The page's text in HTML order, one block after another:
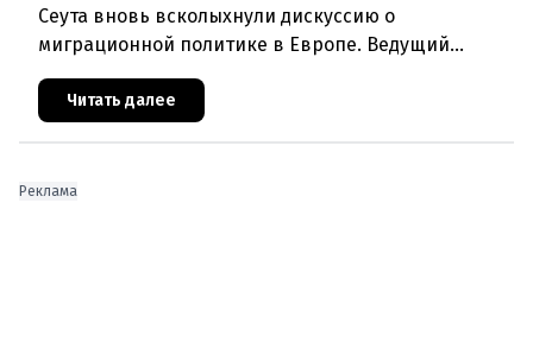
Сеута вновь всколыхнули дискуссию о
миграционной политике в Европе. Ведущий
эксперт по миграции Джеральд Кнаус, один из
архитекторов соглашения ЕС-Турция 2016
Читать далее
Реклама